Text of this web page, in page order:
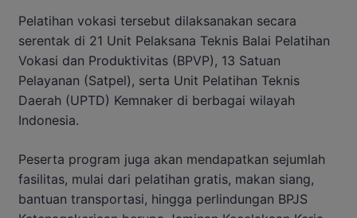
Pelatihan vokasi tersebut dilaksanakan secara
serentak di 21 Unit Pelaksana Teknis Balai Pelatihan
Vokasi dan Produktivitas (BPVP), 13 Satuan
Pelayanan (Satpel), serta Unit Pelatihan Teknis
Daerah (UPTD) Kemnaker di berbagai wilayah
Indonesia.
Peserta program juga akan mendapatkan sejumlah
fasilitas, mulai dari pelatihan gratis, makan siang,
bantuan transportasi, hingga perlindungan BPJS